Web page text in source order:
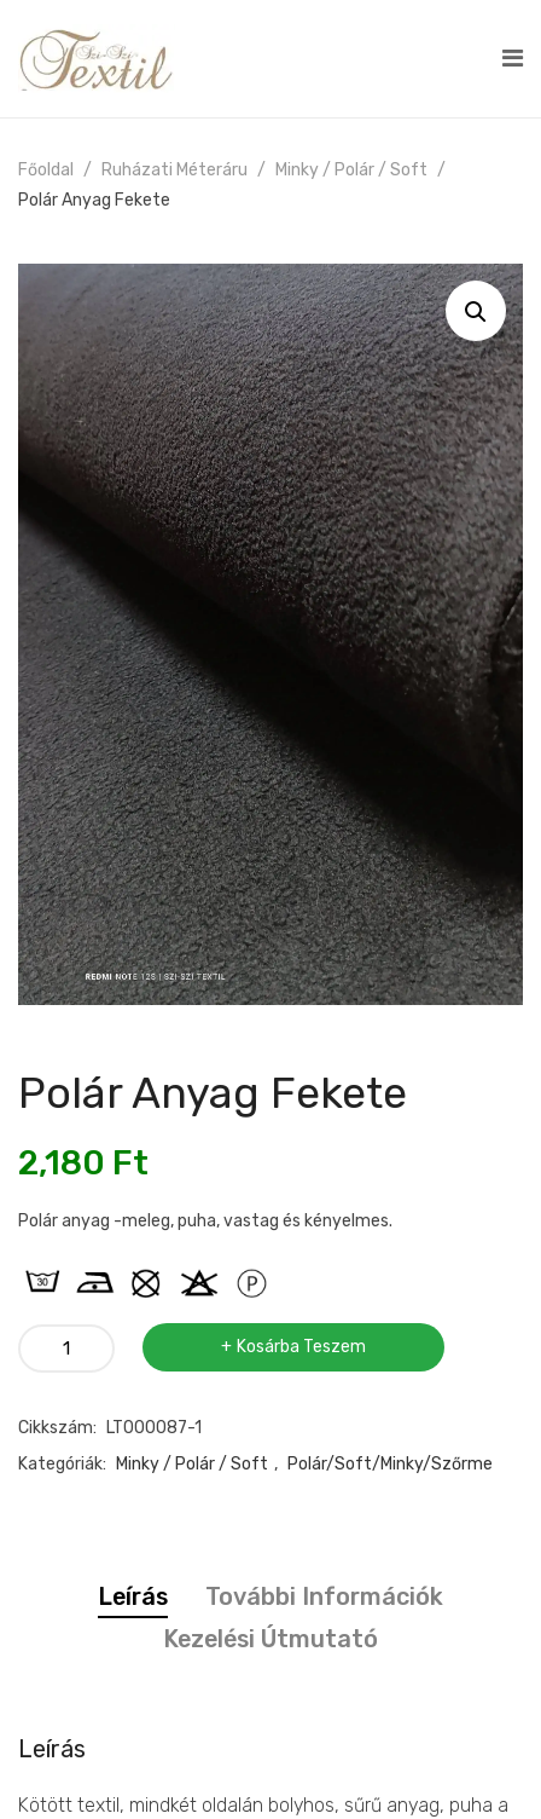
Főoldal Ruházati Méteráru
Minky / Polár / Soft
Polár Anyag Fekete
Polár Anyag Fekete
2,180 Ft
Polár anyag -meleg, puha, vastag és kényelmes.
mennyiség
Kosárba Teszem
Cikkszám:
LT000087-1
Kategóriák:
Minky / Polár / Soft , Polár/soft/Minky/szőrme
Leírás
További Információk
Kezelési Útmutató
Leírás
Kötött textil, mindkét oldalán bolyhos, sűrű anyag, puha a